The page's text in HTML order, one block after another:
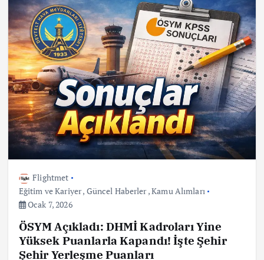
Flightmet
Eğitim ve Kariyer, Güncel Haberler,Kamu Alımları
Ocak 7, 2026
ÖSYM Açıkladı: DHMİ Kadroları Yine
Yüksek Puanlarla Kapandı! İşte Şehir
Şehir Yerleşme Puanları